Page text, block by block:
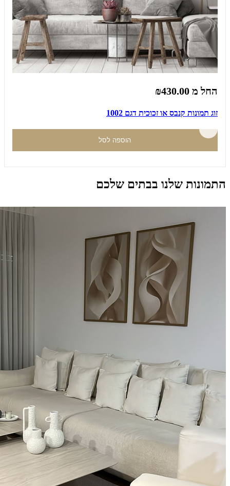
החל מ ₪430.00
זוג תמונות קנבס או זכוכית דגם 1002
הוספה לסל
התמונות שלנו בבתים שלכם